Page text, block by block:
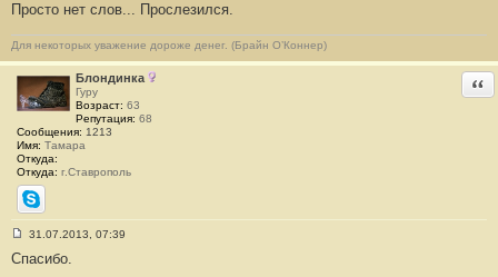
о
б
щ
е
н
и
е
#
1
3
Просто нет слов... Прослезился.
Для некоторых уважение дороже денег. (Брайн О’Коннер)
Блондинка
Гуру
Возраст: 63
Репутация: 68
Сообщения: 1213
Имя: Тамара
Откуда:
Откуда: г.Ставрополь
Skype
о
31.07.2013, 07:39
Спасибо.